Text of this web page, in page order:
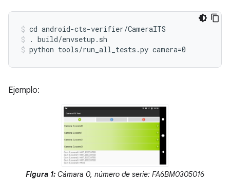
cd android-cts-verifier/CameraITS
. build/envsetup.sh
python tools/run_all_tests.py camera=0
Ejemplo:
Figura 1: Cámara 0, número de serie: FA6BM0305016